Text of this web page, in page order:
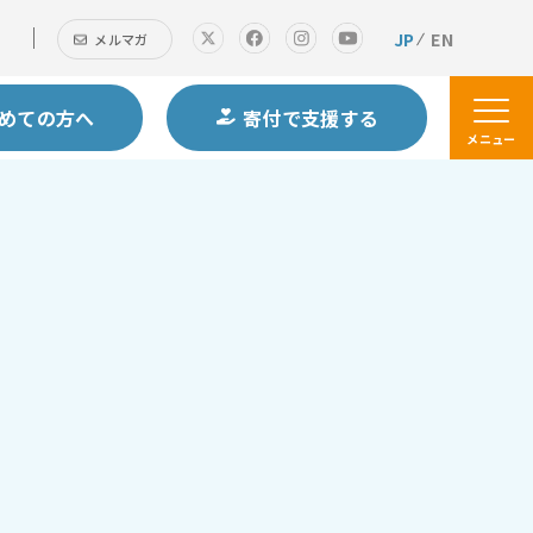
メルマガ JP EN
ての方へ 寄付で支援する
メニュー